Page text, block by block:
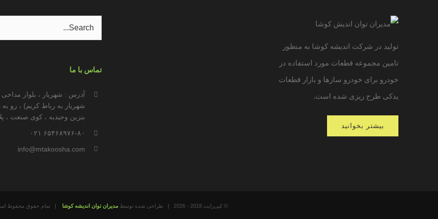
تولید در شرکت اندیشه کوشا به منظور
تامین مجموعه قطعات مورد استفاده در
خودرو برای خودرو سازها و بازار قطعات
یدکی طرح ریزی شده است.
بیشتر بخوانید
Search
for:
تماس با ما
آدرس : شهریار ، بلوار مداحی
شهریار به رباط کریم) ، رو
بنزین وحیدیه ، کوی صنعت ،
۶۵۴۶۸۹۷۶-۸۰ ۰۲۱
info@mtakoosha.com
© کپی‌رایت 2018 - 2026 | طراحی شده توسط مدیران توان اندیشه کوشا | تمام حقوق محفوظ